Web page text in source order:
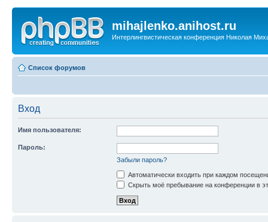
mihajlenko.anihost.ru
Интерлингвистическая конференция Николая
Список форумов
Вход
Имя пользователя:
Пароль:
Забыли пароль?
Автоматически входить при каждом
Скрыть моё пребывание на конференции в